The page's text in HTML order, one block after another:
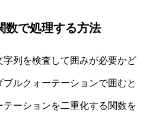
数で処理する方法
列を検査して囲みが必要かど
ルクォーテーションで囲むと
ーションを二重化する関数を